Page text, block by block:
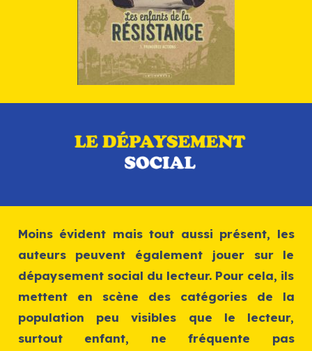
Moins évident mais tout aussi présent, les
auteurs peuvent également jouer sur le
dépaysement social du lecteur. Pour cela, ils
mettent en scène des catégories de la
population peu visibles que le lecteur,
surtout enfant, ne fréquente pas